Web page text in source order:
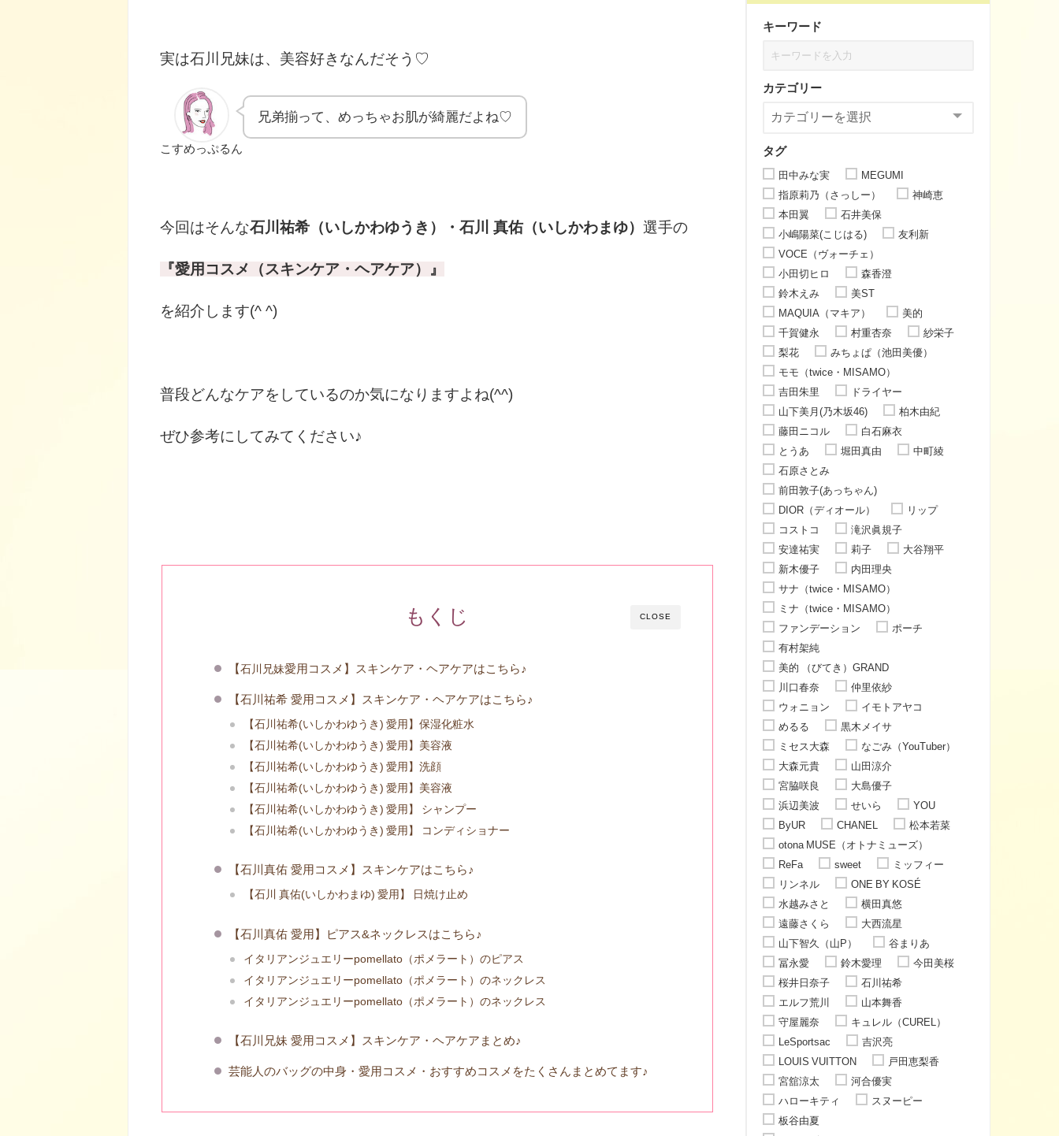
実は石川兄妹は、美容好きなんだそう♡
こすめっぷるん
兄弟揃って、めっちゃお肌が綺麗だよね♡
今回はそんな石川祐希（いしかわゆうき） ・石川 真佑（いしかわまゆ）選手の
『愛用コスメ（スキンケア・ヘアケア）』
を紹介します(^ ^)
普段どんなケアをしているのか気になりますよね(^^)
ぜひ参考にしてみてください♪
CLOSE
もくじ
【石川兄妹愛用コスメ 】スキンケア・ヘアケアはこちら♪
【石川祐希愛用コスメ 】スキンケア・ヘアケアはこちら♪
【石川祐希(いしかわゆうき) 愛用】保湿化粧水
【石川祐希(いしかわゆうき) 愛用】美容液
【石川祐希(いしかわゆうき) 愛用】洗顔
【石川祐希(いしかわゆうき) 愛用】美容液
【石川祐希(いしかわゆうき) 愛用】 シャンプー
【石川祐希(いしかわゆうき) 愛用】 コンディショナー
【石川真佑愛用コスメ 】スキンケアはこちら♪
【石川 真佑(いしかわまゆ) 愛用】 日焼け止め
【石川真佑愛用】ピアス&ネックレスはこちら♪
イタリアンジュエリーpomellato（ポメラート）のピアス
イタリアンジュエリーpomellato（ポメラート）のネックレス
イタリアンジュエリーpomellato（ポメラート）のネックレス
【石川兄妹 愛用コスメ】スキンケア・ヘアケアまとめ♪
芸能人のバッグの中身・愛用コスメ・おすすめコスメをたくさんまとめてます♪
キーワード
カテゴリー
タグ
田中みな実
MEGUMI
指原莉乃（さっしー）
神崎恵
本田翼
石井美保
小嶋陽菜(こじはる)
友利新
VOCE（ヴォーチェ）
小田切ヒロ
森香澄
鈴木えみ
美ST
MAQUIA（マキア）
美的
千賀健永
村重杏奈
紗栄子
梨花
みちょぱ（池田美優）
モモ（twice・MISAMO）
吉田朱里
ドライヤー
山下美月(乃木坂46)
柏木由紀
藤田ニコル
白石麻衣
とうあ
堀田真由
中町綾
石原さとみ
前田敦子(あっちゃん)
DIOR（ディオール）
リップ
コストコ
滝沢眞規子
安達祐実
莉子
大谷翔平
新木優子
内田理央
サナ（twice・MISAMO）
ミナ（twice・MISAMO）
ファンデーション
ポーチ
有村架純
美的 （びてき）GRAND
川口春奈
仲里依紗
ウォニョン
イモトアヤコ
めるる
黒木メイサ
ミセス大森
なごみ（YouTuber）
大森元貴
山田涼介
宮脇咲良
大島優子
浜辺美波
せいら
YOU
ByUR
CHANEL
松本若菜
otona MUSE（オトナミューズ）
ReFa
sweet
ミッフィー
リンネル
ONE BY KOSÉ
水越みさと
横田真悠
遠藤さくら
大西流星
山下智久（山P）
谷まりあ
冨永愛
鈴木愛理
今田美桜
桜井日奈子
石川祐希
エルフ荒川
山本舞香
守屋麗奈
キュレル（CUREL）
LeSportsac
吉沢亮
LOUIS VUITTON
戸田恵梨香
宮舘涼太
河合優実
ハローキティ
スヌーピー
板谷由夏